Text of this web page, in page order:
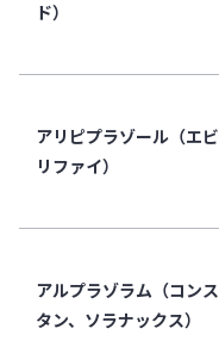
ド）
アリピプラゾール（エビ
リファイ）
アルプラゾラム（コンス
タン、ソラナックス）